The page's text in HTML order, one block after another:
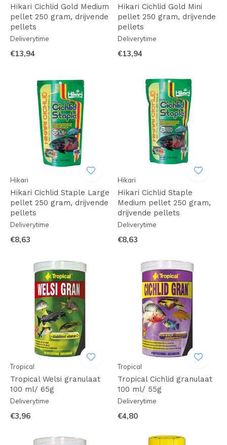
Hikari Cichlid Gold Medium
pellet 250 gram, drijvende
pellets
Deliverytime
€13,94
Hikari Cichlid Gold Mini
pellet 250 gram, drijvende
pellets
Deliverytime
€13,94
Hikari
Hikari Cichlid Staple Large
pellet 250 gram, drijvende
pellets
Deliverytime
€8,63
Hikari
Hikari Cichlid Staple
Medium pellet 250 gram,
drijvende pellets
Deliverytime
€8,63
Tropical
Tropical Welsi granulaat
100 ml/ 65g
Deliverytime
€3,96
Tropical
Tropical Cichlid granulaat
100 ml/ 55g
Deliverytime
€4,80